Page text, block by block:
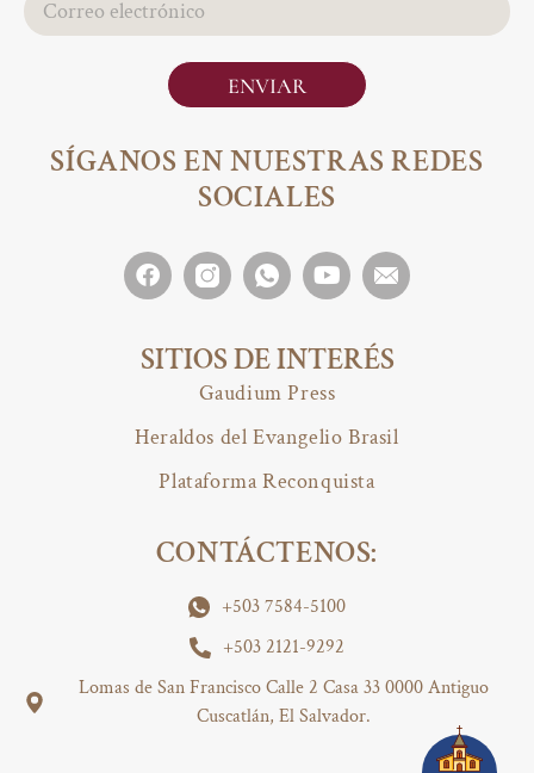
CONTÁCTENOS:
+503 7584-5100
+503 2121-9292
Lomas de San Francisco Calle 2 Casa 33 0000 Antiguo
Cuscatlán, El Salvador.
SÍGANOS EN NUESTRAS REDES
SOCIALES
SITIOS DE INTERÉS
Gaudium Press
Heraldos del Evangelio Brasil
Plataforma Reconquista
+503
ENVIAR